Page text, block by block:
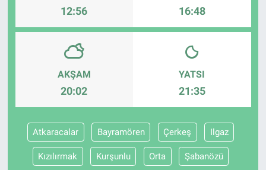
12:56 16:48
AKŞAM
20:02
YATSI
21:35
Atkaracalar Bayramören Çerkeş Ilgaz
Kızılırmak Kurşunlu Orta Şabanözü